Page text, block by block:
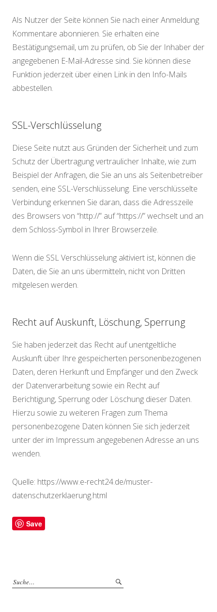
Als Nutzer der Seite können Sie nach einer Anmeldung
Kommentare abonnieren. Sie erhalten eine
Bestätigungsemail, um zu prüfen, ob Sie der Inhaber der
angegebenen E-Mail-Adresse sind. Sie können diese
Funktion jederzeit über einen Link in den Info-Mails
abbestellen.
SSL-Verschlüsselung
Diese Seite nutzt aus Gründen der Sicherheit und zum
Schutz der Übertragung vertraulicher Inhalte, wie zum
Beispiel der Anfragen, die Sie an uns als Seitenbetreiber
senden, eine SSL-Verschlüsselung. Eine verschlüsselte
Verbindung erkennen Sie daran, dass die Adresszeile
des Browsers von “http://” auf “https://” wechselt und an
dem Schloss-Symbol in Ihrer Browserzeile.
Wenn die SSL Verschlüsselung aktiviert ist, können die
Daten, die Sie an uns übermitteln, nicht von Dritten
mitgelesen werden.
Recht auf Auskunft, Löschung, Sperrung
Sie haben jederzeit das Recht auf unentgeltliche
Auskunft über Ihre gespeicherten personenbezogenen
Daten, deren Herkunft und Empfänger und den Zweck
der Datenverarbeitung sowie ein Recht auf
Berichtigung, Sperrung oder Löschung dieser Daten.
Hierzu sowie zu weiteren Fragen zum Thema
personenbezogene Daten können Sie sich jederzeit
unter der im Impressum angegebenen Adresse an uns
wenden.
Quelle: https://www.e-recht24.de/muster-
datenschutzerklaerung.html
Save